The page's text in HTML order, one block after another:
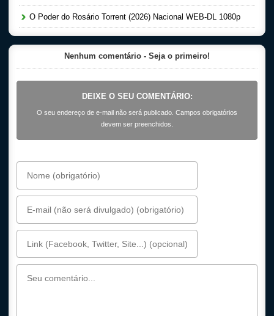
O Poder do Rosário Torrent (2026) Nacional WEB-DL 1080p
Nenhum comentário - Seja o primeiro!
DEIXE O SEU COMENTÁRIO:
O seu endereço de e-mail não será publicado. Campos obrigatórios
devem ser preenchidos.